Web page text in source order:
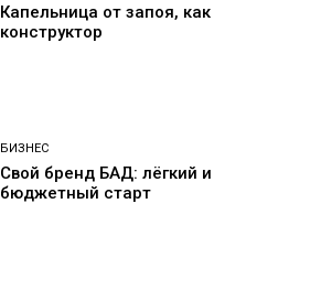
Капельница от запоя, как
конструктор
БИЗНЕС
Свой бренд БАД: лёгкий и
бюджетный старт